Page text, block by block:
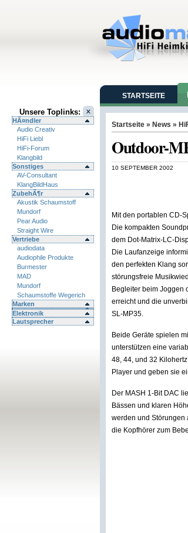
Unsere Toplinks:
HÃ¤ndler
Audio Creativ
HiFi Liebl
HiFi-Forum
Klangbild
Sonstiges
AV-Consultant
KlangBildHaus
ZubehÃ¶r
Akustik Schaumstoff
Mundorf
Pear Audio
Straight Wire
Vertriebe
audiodata
Audiophile Produkte
Burmester
MAD
Mundorf
Schaumstoffe Wegerich
Marken
Elektronik
Lautsprecher
STARTSEITE
Startseite » News »
Outdoor-
10 SEPTEMBER 2002
Mit den portablen CD-
Die kompakten
dem Dot-Matrix-LC-
Die Laufanzeige
den perfekten Klang
störungsfreie
Begleiter beim Joggen
erreicht und die
SL-MP35.
Beide Geräte spielen
unterstützen eine
48, 44, und 32
Player und geben sie
Der MASH 1-Bit DAC
Bässen und klaren
werden und Störungen
die Kopfhörer zum